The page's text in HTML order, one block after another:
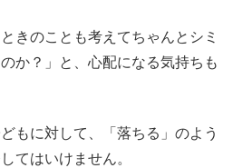
きのことも考えてちゃんとシミ
か？」と、心配になる気持ちも
もに対して、「落ちる」のよう
てはいけません。